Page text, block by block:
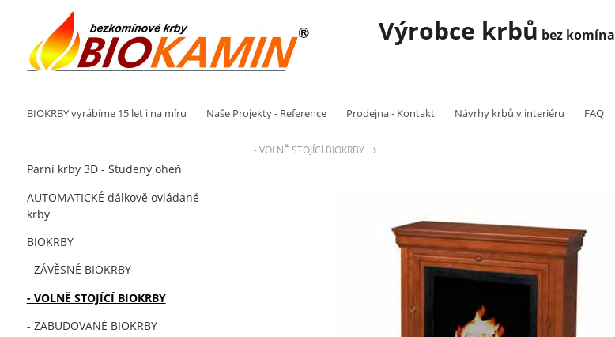
Výrobce krbů bez komína
BIOKRBY vyrábíme 15 let i na míru Naše Projekty - Reference Prodejna - Kontakt Návrhy krbů v interiéru FAQ
Parní krby 3D - Studený oheň
AUTOMATICKÉ dálkově ovládané
krby
BIOKRBY
- ZÁVĚSNÉ BIOKRBY
- VOLNĚ STOJÍCÍ BIOKRBY
- ZABUDOVANÉ BIOKRBY
- VOLNĚ STOJÍCÍ BIOKRBY